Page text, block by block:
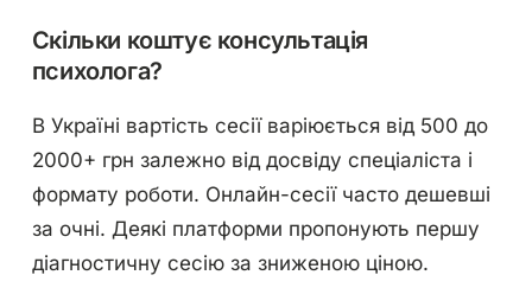
Скільки коштує консультація
психолога?
В Україні вартість сесії варіюється від 500 до
2000+ грн залежно від досвіду спеціаліста і
формату роботи. Онлайн-сесії часто дешевші
за очні. Деякі платформи пропонують першу
діагностичну сесію за зниженою ціною.